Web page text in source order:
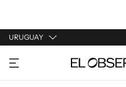
URUGUAY
URUGUAY
ARGENTINA